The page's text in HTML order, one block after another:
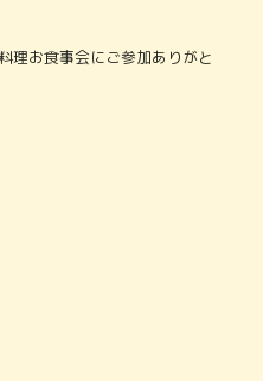
理お食事会にご参加ありがと